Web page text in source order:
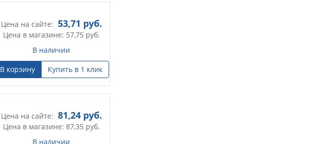
Цена на сайте: 53,71 руб.
Цена в магазине: 57,75 руб.
В наличии
В корзину
Купить в 1 клик
Цена на сайте: 81,24руб.
Цена в магазине: 87,35 руб.
В наличии